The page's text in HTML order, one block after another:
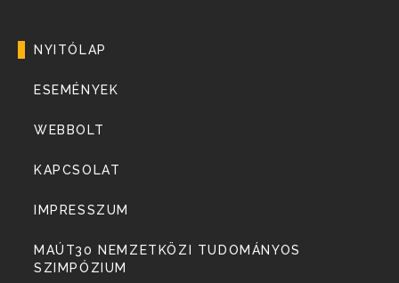
NYITÓLAP
ESEMÉNYEK
WEBBOLT
KAPCSOLAT
IMPRESSZUM
MAÚT30 NEMZETKÖZI TUDOMÁNYOS
SZIMPÓZIUM